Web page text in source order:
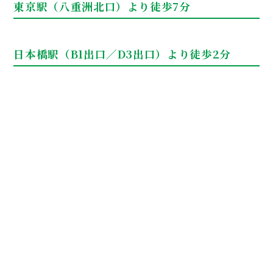
東京駅（八重洲北口）より徒歩7分
日本橋駅（B1出口／D3出口）より徒歩2分